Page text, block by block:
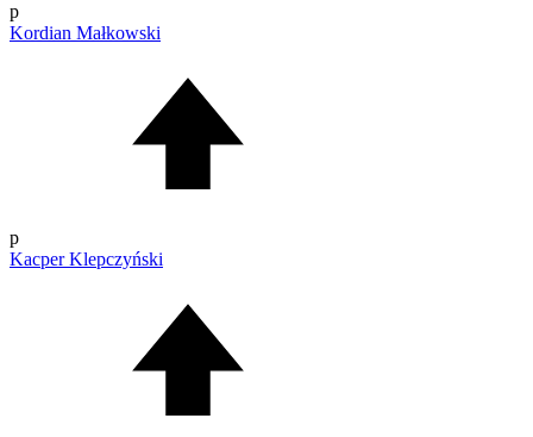
p
Kordian Małkowski
p
Kacper Klepczyński